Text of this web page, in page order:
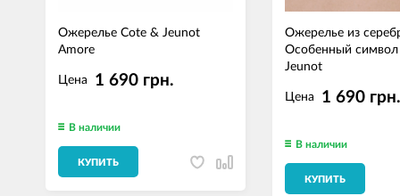
Ожерелье Cote & Jeunot
Amore
Цена 1 690 грн.
В наличии
КУПИТЬ
Ожерелье из
Особенный символ
Jeunot
Цена 1 690
В наличии
КУПИТЬ